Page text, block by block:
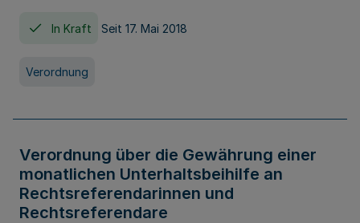
In Kraft Seit 17. Mai 2018
Verordnung
Verordnung über die Gewährung einer
monatlichen Unterhaltsbeihilfe an
Rechtsreferendarinnen und
Rechtsreferendare